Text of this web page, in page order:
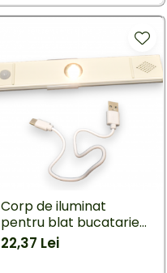
Corp de iluminat
pentru blat bucatarie
cu senzor de miscare
20cm
22,37 Lei